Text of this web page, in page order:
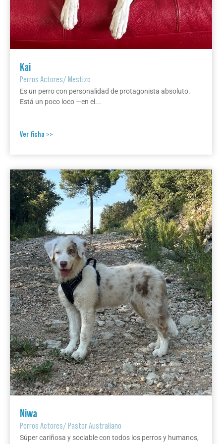
Kai
Perros Actores/Mestizo
Es un perro con personalidad de protagonista absoluto.
Está un poco loco —en el...
Ver ficha >>
Niwa
Perros Actores/Pastor Australiano
Súper cariñosa y sociable con todos los perros y humanos,